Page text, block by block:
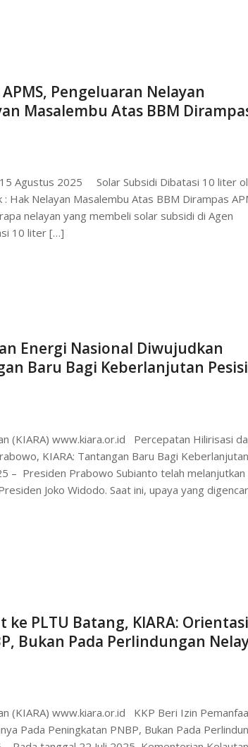
Pengeluaran Nelayan
Masalembu Atas BBM
Agustus 2025 Solar Subsidi Dibatasi 10 liter
Hak Nelayan Masalembu Atas BBM Dirampas
nelayan yang membeli solar subsidi di Agen
10 liter […]
Energi Nasional Diwujudkan
Baru Bagi Keberlanjutan
(KIARA) www.kiara.or.id Percepatan Hilirisasi
KIARA: Tantangan Baru Bagi Keberlanjutan
– Presiden Prabowo Subianto telah melanjutkan
Joko Widodo. Saat ini, upaya yang
PLTU Batang, KIARA: Orientasi
Bukan Pada Perlindungan
(KIARA) www.kiara.or.id KKP Beri Izin
Pada Peningkatan PNBP, Bukan Pada